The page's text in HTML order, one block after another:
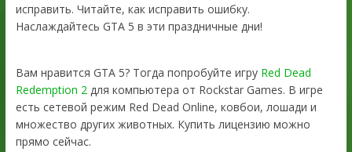
исправить. Читайте, как исправить ошибку.
Наслаждайтесь GTA 5 в эти праздничные дни!
Вам нравится GTA 5? Тогда попробуйте игру Red Dead
Redemption 2 для компьютера от Rockstar Games. В игре
есть сетевой режим Red Dead Online, ковбои, лошади и
множество других животных. Купить лицензию можно
прямо сейчас.